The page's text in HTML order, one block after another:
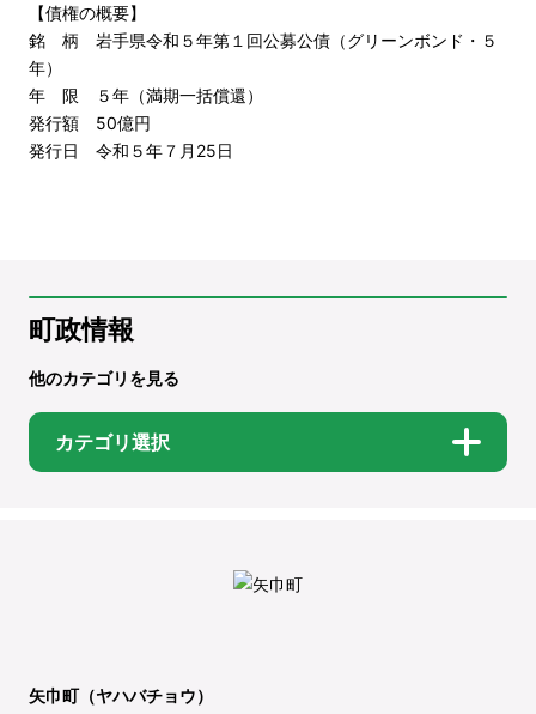
【債権の概要】
銘 柄 岩手県令和５年第１回公募公債（グリーンボンド・５
年）
年 限 ５年（満期一括償還）
発行額 50億円
発行日 令和５年７月25日
町政情報
他のカテゴリを見る
カテゴリ選択
矢巾町（ヤハバチョウ）